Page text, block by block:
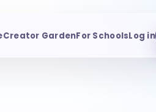
Creator GardenFor SchoolsLog in